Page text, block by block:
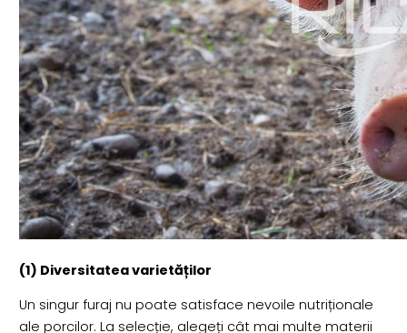
(1) Diversitatea varietăților
Un singur furaj nu poate satisface nevoile nutriționale
ale porcilor. La selecție, alegeți cât mai multe materii